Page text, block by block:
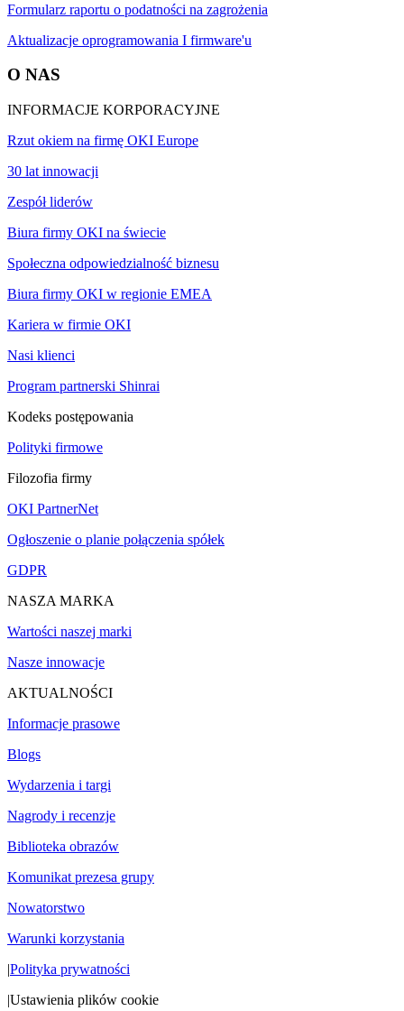
Formularz raportu o podatności na zagrożenia
Aktualizacje oprogramowania I firmware'u
O NAS
INFORMACJE KORPORACYJNE
Rzut okiem na firmę OKI Europe
30 lat innowacji
Zespół liderów
Biura firmy OKI na świecie
Społeczna odpowiedzialność biznesu
Biura firmy OKI w regionie EMEA
Kariera w firmie OKI
Nasi klienci
Program partnerski Shinrai
Kodeks postępowania
Polityki firmowe
Filozofia firmy
OKI PartnerNet
Ogłoszenie o planie połączenia spółek
GDPR
NASZA MARKA
Wartości naszej marki
Nasze innowacje
AKTUALNOŚCI
Informacje prasowe
Blogs
Wydarzenia i targi
Nagrody i recenzje
Biblioteka obrazów
Komunikat prezesa grupy
Nowatorstwo
Warunki korzystania
|Polityka prywatności
|Ustawienia plików cookie